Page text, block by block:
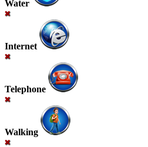
Water
Internet
Telephone
Walking